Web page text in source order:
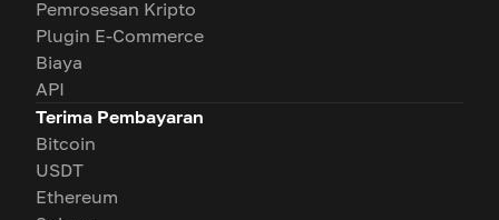
Pemrosesan Kripto
Plugin E-Commerce
Biaya
API
Terima Pembayaran
Bitcoin
USDT
Ethereum